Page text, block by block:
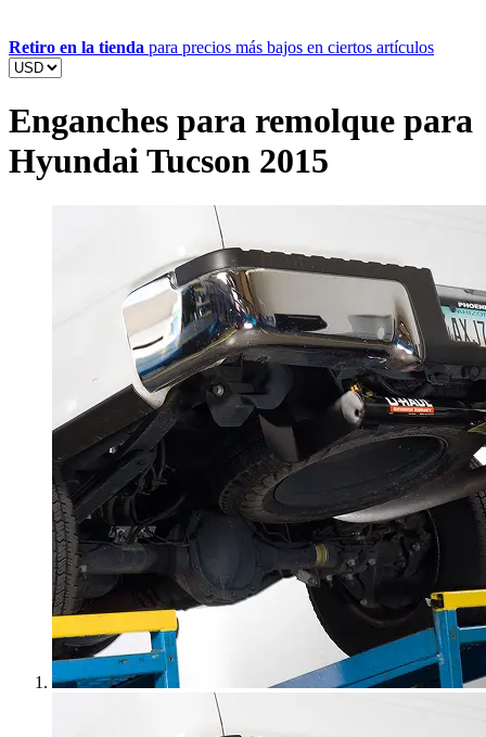
Retiro en la tienda para precios más bajos en ciertos artículos
Enganches para remolque para
Hyundai Tucson 2015